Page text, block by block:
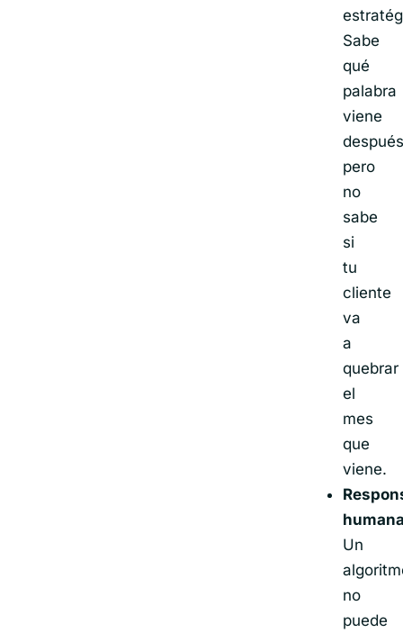
Sabe
qué
palabra
viene
pero
no
sabe
si
tu
cliente
va
a
quebrar
el
mes
que
viene.
Un
no
puede